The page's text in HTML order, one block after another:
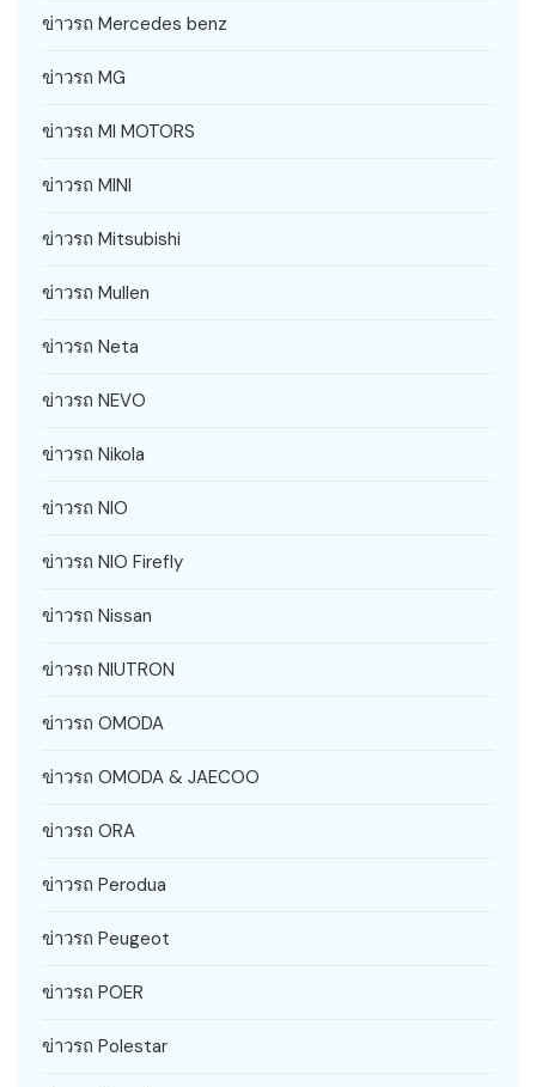
ข่าวรถ Mercedes benz
ข่าวรถ MG
ข่าวรถ MI MOTORS
ข่าวรถ MINI
ข่าวรถ Mitsubishi
ข่าวรถ Mullen
ข่าวรถ Neta
ข่าวรถ NEVO
ข่าวรถ Nikola
ข่าวรถ NIO
ข่าวรถ NIO Firefly
ข่าวรถ Nissan
ข่าวรถ NIUTRON
ข่าวรถ OMODA
ข่าวรถ OMODA & JAECOO
ข่าวรถ ORA
ข่าวรถ Perodua
ข่าวรถ Peugeot
ข่าวรถ POER
ข่าวรถ Polestar